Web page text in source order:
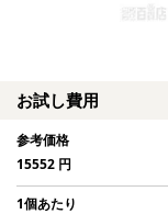
お試し費用
参考価格
15552 円
1個あたり